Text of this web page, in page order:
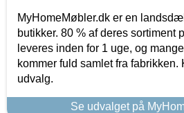
MyHomeMøbler.dk er en
butikker. 80 % af deres sortiment
leveres inden for 1 uge, og
kommer fuld samlet fra fabrikken.
udvalg.
Se udvalget på